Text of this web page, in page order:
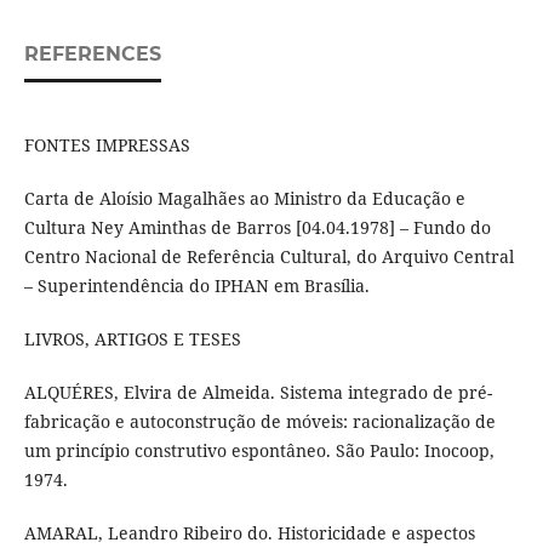
REFERENCES
FONTES IMPRESSAS
Carta de Aloísio Magalhães ao Ministro da Educação e
Cultura Ney Aminthas de Barros [04.04.1978] – Fundo do
Centro Nacional de Referência Cultural, do Arquivo Central
– Superintendência do IPHAN em Brasília.
LIVROS, ARTIGOS E TESES
ALQUÉRES, Elvira de Almeida. Sistema integrado de pré-
fabricação e autoconstrução de móveis: racionalização de
um princípio construtivo espontâneo. São Paulo: Inocoop,
1974.
AMARAL, Leandro Ribeiro do. Historicidade e aspectos